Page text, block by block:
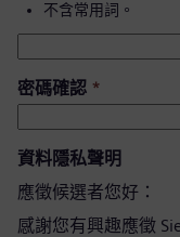
不含常用詞。
密碼確認 *
資料隱私聲明
應徵候選者您好：
感謝您有興趣應徵